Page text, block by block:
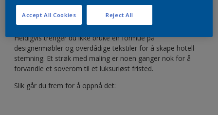
stresset dag.
Heldigvis trenger du ikke bruke en formue på
designermøbler og overdådige tekstiler for å skape hotell-
stemning. Et strøk med maling er noen ganger nok for å
forvandle et soverom til et luksuriøst fristed.
Slik går du frem for å oppnå det:
Reject All
Accept All Cookies